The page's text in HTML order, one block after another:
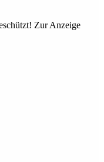
Zur Anzeige